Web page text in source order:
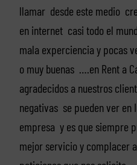
llamar desde este medio
en internet casi todo el
mala experciencia y pocas
o muy buenas ….en Rent a
agradecidos a nuestros
negativas se pueden ver en
empresa y es que siempre
mejor servicio y complacer